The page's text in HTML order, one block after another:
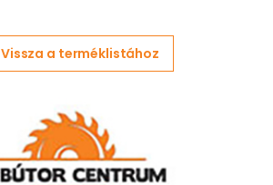
Vissza a terméklistához